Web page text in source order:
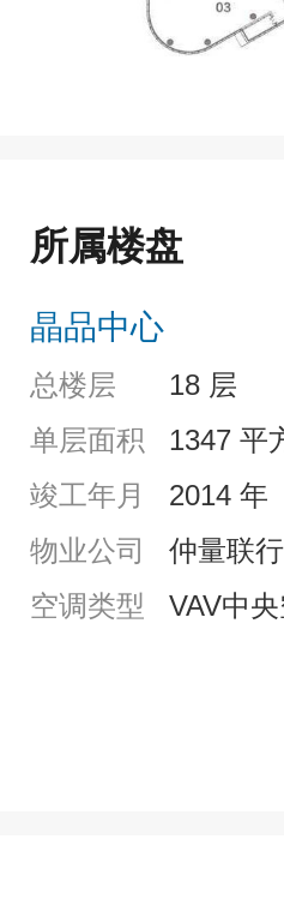
所属楼盘
晶品中心
总楼层
18 层
单层面积
1347 平
竣工年月
2014 年
物业公司
仲量联行
空调类型
VAV中